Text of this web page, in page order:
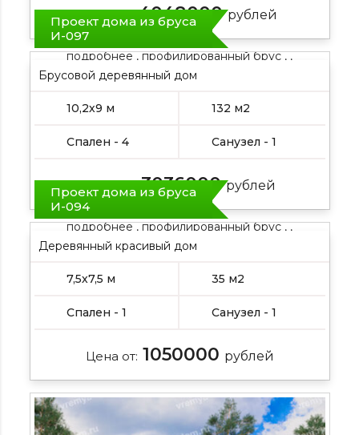
Цена от: 4048000рублей
подробнее , профилированный брус , ,
Проект дома из бруса
И-097
Брусовой деревянный дом
10,2х9 м 132 м2
Спален - 4 Санузел - 1
Цена от: 3036000рублей
подробнее , профилированный брус , ,
Проект дома из бруса
И-094
Деревянный красивый дом
7,5х7,5 м 35 м2
Спален - 1 Санузел - 1
Цена от: 1050000 рублей
подробнее , профилированный брус , ,